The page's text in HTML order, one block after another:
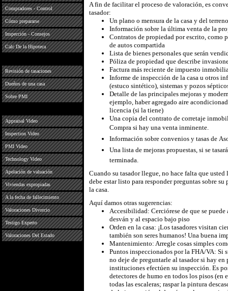
Compradores - Control
Cómo prepararse
Inspección - Consejos
Calc De la Hipoteca
Revisión de tasaciones
Dueños de una casa
Sobre PMI
Appraisal Video
Inspection Video
PMI Video
Technology Video
Apelación de valuación
Viviendas expropiadas
A la fecha de fallecimiento
Valoraciones Divorcio
Testigo Experto
Valoraciones Del Estado
A fin de facilitar el proceso de valoración, es
tasador:
Un plano o mensura de la casa y del
Información sobre la última venta de la
Contratos de propiedad por escrito, como
de autos compartida
Lista de bienes personales que serán
Póliza de propiedad que describe
Factura más reciente de impuesto
Informe de inspección de la casa u otros
(estuco sintético), sistemas y pozos
Detalle de las principales mejoras y
ejemplo, haber agregado aire
licencia (si la tiene)
Una copia del contrato de corretaje
Compra si hay una venta inminente.
Información sobre convenios y tasas de
Una lista de mejoras propuestas, si se
terminada.
Cuando su tasador llegue, no hace falta que
debe estar listo para responder preguntas sobre
la casa.
Aquí damos otras sugerencias:
Accesibilidad: Cerciórese de que se puede
desván y al espacio bajo piso
Orden en la casa: ¡Los tasadores visitan
también son seres humanos! Una buena
Mantenimiento: Arregle cosas simples
Puntos inspeccionados por la FHA/VA: Si
no deje de preguntarle al tasador si hay en
instituciones efectúen su inspección. Es
detectores de humo en todos los pisos (en
todas las escaleras; raspar la pintura